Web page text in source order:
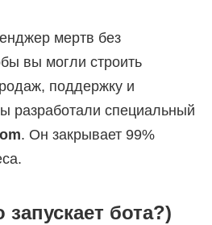
мертв без
вы могли строить
поддержку и
разработали специальный
. Он закрывает 99%
бота?)